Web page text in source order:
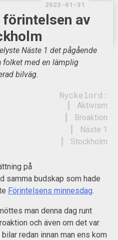
2023-01-31
av
Näste 1 det pågående
folket med en lämplig
bilväg.
Nyckelord:
Aktivism
Broaktion
Näste 1
Stockholm
på
samma budskap som hade
Förintelsens minnesdag.
man denna dag runt
och även om det var
redan innan man ens kom